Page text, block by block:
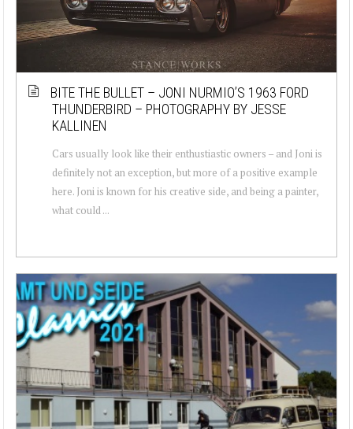
BITE THE BULLET – JONI NURMIO’S 1963 FORD
THUNDERBIRD – PHOTOGRAPHY BY JESSE
KALLINEN
Cars usually look like their enthustiastic owners – and Joni is
definitely not an exception, but more of a positive example
here. Joni is known for his creative side, and being a painter,
what could ...